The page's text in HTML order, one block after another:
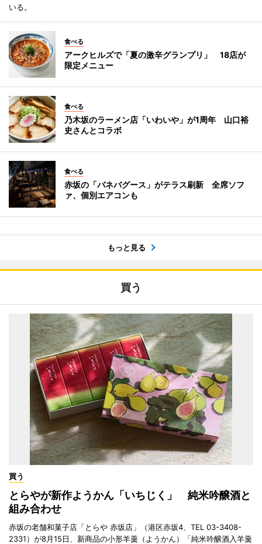
いる。
食べる
アークヒルズで「夏の激辛グランプリ」 18店が
限定メニュー
食べる
乃木坂のラーメン店「いわいや」が1周年 山口裕
史さんとコラボ
食べる
赤坂の「バネバグース」がテラス刷新 全席ソフ
ァ、個別エアコンも
もっと見る
買う
買う
とらやが新作ようかん「いちじく」 純米吟醸酒と
組み合わせ
赤坂の老舗和菓子店「とらや 赤坂店」（港区赤坂4、TEL 03-3408-
2331）が8月15日、新商品の小形羊羹（ようかん）「純米吟醸酒入羊羹